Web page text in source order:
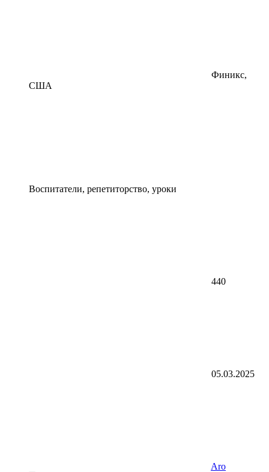
Финикс,
США
Воспитатели, репетиторство, уроки
440
05.03.2025
Aro